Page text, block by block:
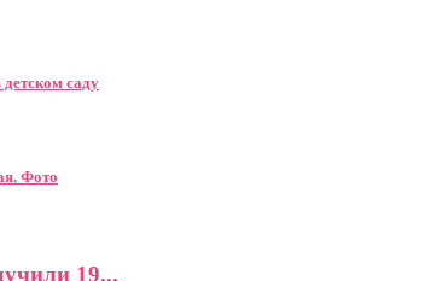
саду
Фото
19...